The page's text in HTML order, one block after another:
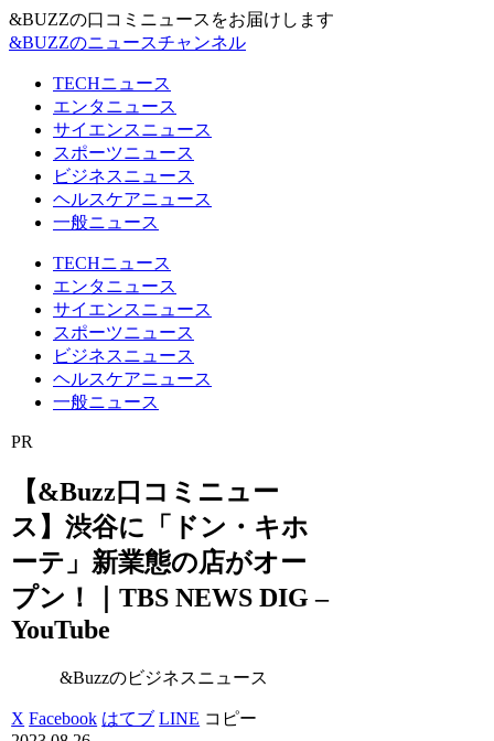
&BUZZの口コミニュースをお届けします
&BUZZのニュースチャンネル
TECHニュース
エンタニュース
サイエンスニュース
スポーツニュース
ビジネスニュース
ヘルスケアニュース
一般ニュース
TECHニュース
エンタニュース
サイエンスニュース
スポーツニュース
ビジネスニュース
ヘルスケアニュース
一般ニュース
PR
【&Buzz口コミニュー
ス】渋谷に「ドン・キホ
ーテ」新業態の店がオー
プン！｜TBS NEWS DIG –
YouTube
&Buzzのビジネスニュース
X Facebook はてブ LINE コピー